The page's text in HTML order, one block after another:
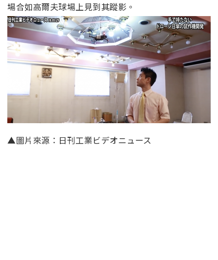
場合如高爾夫球場上見到其蹤影。
▲圖片來源：日刊工業ビデオニュース